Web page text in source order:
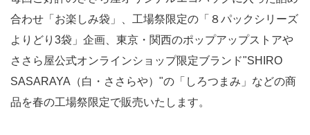
合わせ「お楽しみ袋」、工場祭限定の「８パックシリーズ
よりどり3袋」企画、東京・関西のポップアップストアや
ささら屋公式オンラインショップ限定ブランド"SHIRO
SASARAYA（白・ささらや）"の「しろつまみ」などの商
品を春の工場祭限定で販売いたします。